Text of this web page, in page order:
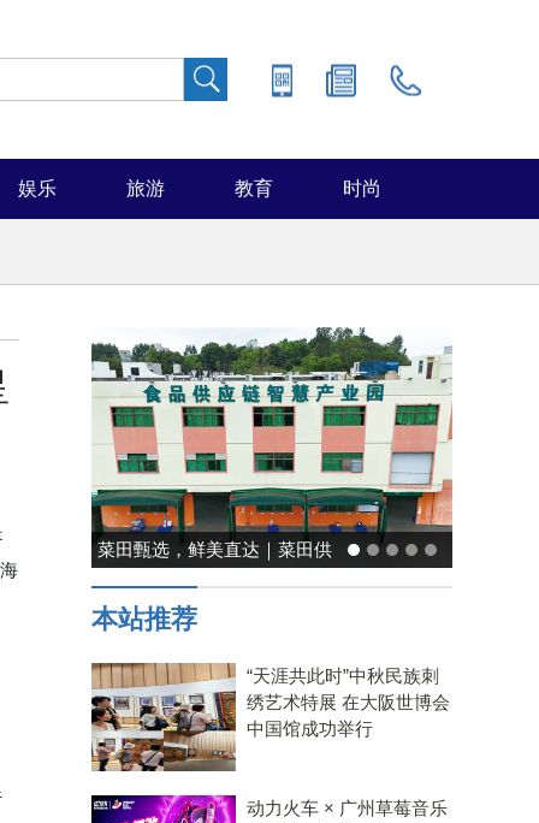
娱乐 旅游 教育 时尚
能率日式厨房美学：既要此刻
温馨，也要未来可期
本站推荐
“天涯共此时”中秋民族刺
绣艺术特展 在大阪世博会
中国馆成功举行
动力火车 × 广州草莓音乐